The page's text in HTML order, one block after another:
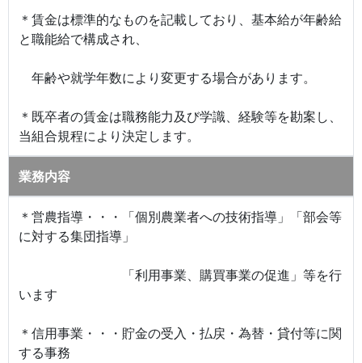
＊賃金は標準的なものを記載しており、基本給が年齢給
と職能給で構成され、
年齢や就学年数により変更する場合があります。
＊既卒者の賃金は職務能力及び学識、経験等を勘案し、
当組合規程により決定します。
業務内容
＊営農指導・・・「個別農業者への技術指導」「部会等
に対する集団指導」
「利用事業、購買事業の促進」等を行
います
＊信用事業・・・貯金の受入・払戻・為替・貸付等に関
する事務